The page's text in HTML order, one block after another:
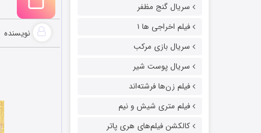
سریال گنج مظفر
فیلم اخراجی ها ۱
سریال بازی مرکب
سریال پوست شیر
فیلم زن‌ها فرشته‌اند
فیلم متری شیش و نیم
کالکشن فیلم‌های هری پاتر
نویسنده